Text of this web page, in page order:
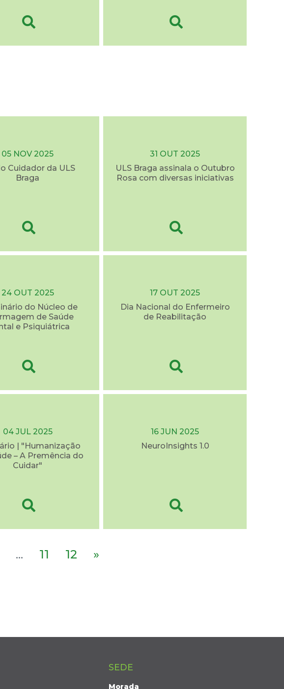
05 NOV 2025
Cuidador da ULS
Braga
31 OUT 2025
ULS Braga assinala o Outubro
Rosa com diversas iniciativas
24 OUT 2025
do Núcleo de
de Saúde
e Psiquiátrica
17 OUT 2025
Dia Nacional do Enfermeiro
de Reabilitação
04 JUL 2025
| "Humanização
– A Premência do
Cuidar"
16 JUN 2025
NeuroInsights 1.0
... 11 12 »
SEDE
Morada